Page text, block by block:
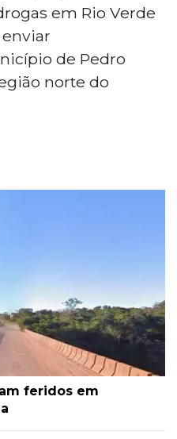
em Rio Verde
de Pedro
norte do
feridos em